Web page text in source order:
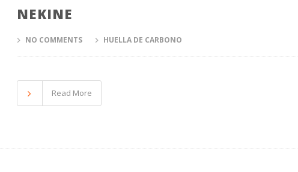
NEKINE
NO COMMENTS HUELLA DE CARBONO
Read More